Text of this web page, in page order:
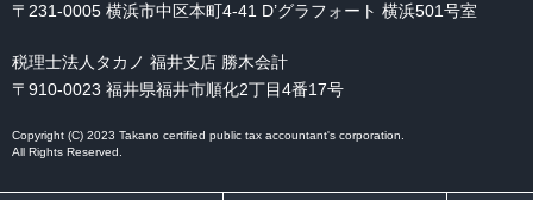
〒231-0005 横浜市中区本町4-41 D’グラフォート 横浜501号室
税理士法人タカノ 福井支店 勝木会計
〒910-0023 福井県福井市順化2丁目4番17号
Copyright (C) 2023 Takano certified public tax accountant's corporation.
All Rights Reserved.